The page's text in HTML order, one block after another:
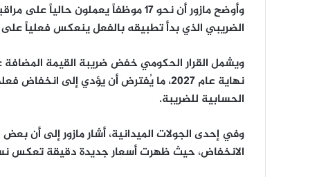
وأوضح مازور أن نحو 17 موظفاً يعملون
الضريبي الذي بدأ تطبيقه بالفعل ينعكس فعلياً
الحسابية للضريبة.
وفي إحدى الجولات الميدانية، أشار مازور إلى أن
الانخفاض، حيث ظهرت أسعار جديدة دقيقة تعكس